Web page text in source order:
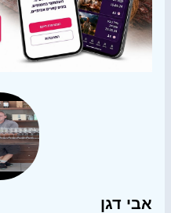
אבי דגן